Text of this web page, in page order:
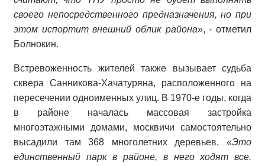
своего непосредственного предназначения, но при
этом испортит внешний облик района», - отметил
Болнокин.
Встревоженность жителей также вызывает судьба
сквера Санникова-Хачатуряна, расположенного на
пересечении одноименных улиц. В 1970-е годы, когда
в районе началась массовая застройка
многоэтажными домами, москвичи самостоятельно
высадили там 368 многолетних деревьев. «Это
единственный парк в районе, в него ходят все.